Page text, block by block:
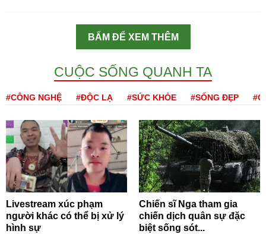
BẤM ĐỂ XEM THÊM
CUỘC SỐNG QUANH TA
#CÔNG NGHỆ #ĐỘC LẠ #SỨC KHỎE #SỐNG ĐẸP
Livestream xúc phạm
người khác có thể bị xử lý
hình sự
Chiến sĩ Nga tham gia
chiến dịch quân sự đặc
biệt sống sót...